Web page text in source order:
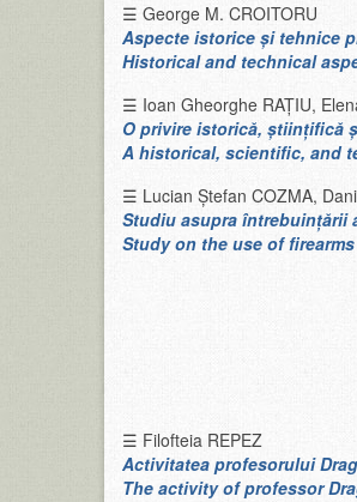
☰ George M. CROITORU
Aspecte istorice şi tehnice
Historical and technical
☰ Ioan Gheorghe RAŢIU,
O privire istorică, ştiinţifică
A historical, scientific, and
☰ Lucian Ștefan COZMA,
Studiu asupra întrebuințării
Study on the use of
☰ Filofteia REPEZ
Activitatea profesorului
The activity of professor